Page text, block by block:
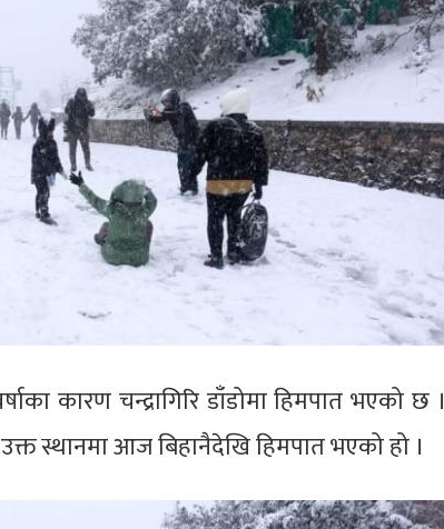
कारण चन्द्रागिरि डाँडोमा हिमपात भएको छ ।
स्थानमा आज बिहानैदेखि हिमपात भएको हो ।